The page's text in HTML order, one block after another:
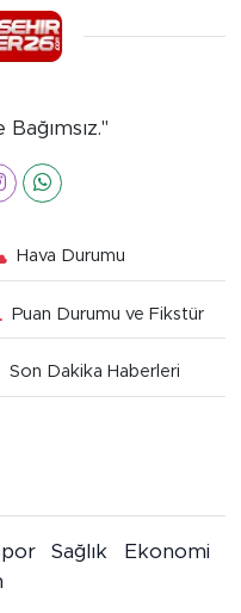
Hava Durumu
Puan Durumu ve Fikstür
Son Dakika Haberleri
Sağlık
Ekonomi